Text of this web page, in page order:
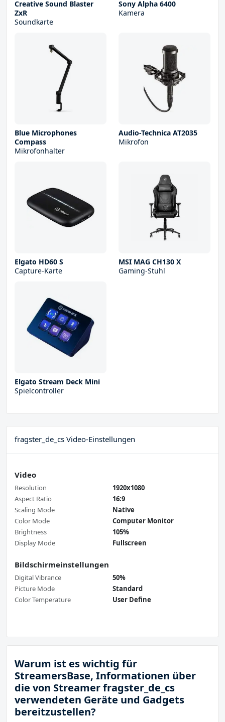
Creative Sound Blaster
ZxR
Soundkarte
Sony Alpha 6400
Kamera
Blue Microphones
Compass
Mikrofonhalter
Audio-Technica AT2035
Mikrofon
Elgato HD60 S
Capture-Karte
MSI MAG CH130 X
Gaming-Stuhl
Elgato Stream Deck Mini
Spielcontroller
fragster_de_cs Video-Einstellungen
Video
Resolution
1920x1080
Aspect Ratio
16:9
Scaling Mode
Native
Color Mode
Computer Monitor
Brightness
105%
Display Mode
Fullscreen
Bildschirmeinstellungen
Digital Vibrance
50%
Picture Mode
Standard
Color Temperature
User Define
Warum ist es wichtig für
StreamersBase, Informationen über
die von Streamer fragster_de_cs
verwendeten Geräte und Gadgets
bereitzustellen?